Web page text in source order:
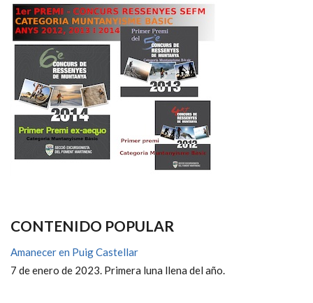
CONTENIDO POPULAR
Amanecer en Puig Castellar
7 de enero de 2023. Primera luna llena del año.